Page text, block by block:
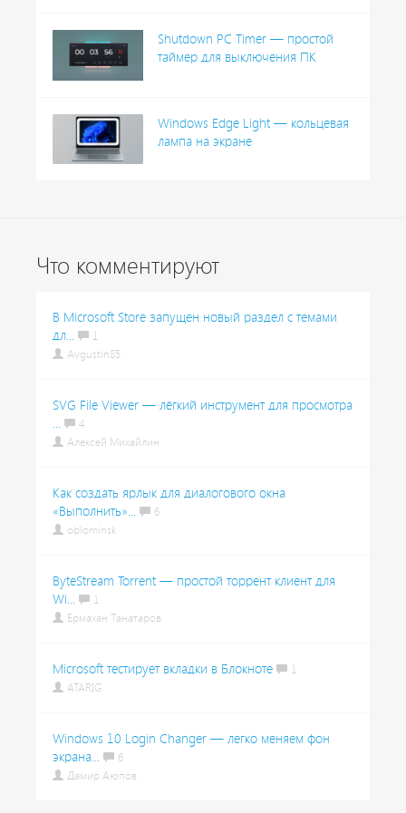
Shutdown PC Timer — простой
таймер для выключения ПК
Windows Edge Light — кольцевая
лампа на экране
Что комментируют
В Microsoft Store запущен новый раздел с темами
дл...
1
Avgustin85
SVG File Viewer — лёгкий инструмент для просмотра
...
4
Алексей Михайлин
Как создать ярлык для диалогового окна
«Выполнить»...
6
oblominsk
ByteStream Torrent — простой торрент клиент для
Wi...
1
Ермахан Танатаров
Microsoft тестирует вкладки в Блокноте
1
ATARIG
Windows 10 Login Changer — легко меняем фон
экрана...
6
Дамир Аюпов